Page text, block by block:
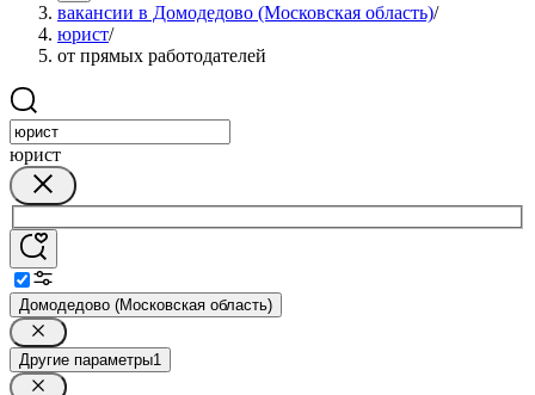
вакансии в Домодедово (Московская область)/
юрист/
от прямых работодателей
юрист
Домодедово (Московская область)
Другие параметры1